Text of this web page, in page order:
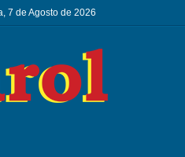
7 de Agosto de 2026